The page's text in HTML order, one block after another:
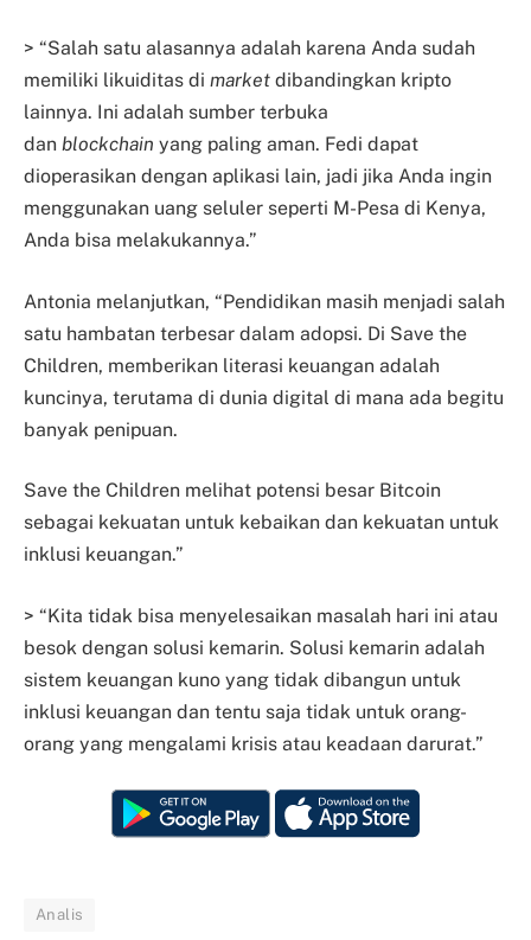
> “Salah satu alasannya adalah karena Anda sudah
memiliki likuiditas di market dibandingkan kripto
lainnya. Ini adalah sumber terbuka
dan blockchain yang paling aman. Fedi dapat
dioperasikan dengan aplikasi lain, jadi jika Anda ingin
menggunakan uang seluler seperti M-Pesa di Kenya,
Anda bisa melakukannya.”
Antonia melanjutkan, “Pendidikan masih menjadi salah
satu hambatan terbesar dalam adopsi. Di Save the
Children, memberikan literasi keuangan adalah
kuncinya, terutama di dunia digital di mana ada begitu
banyak penipuan.
Save the Children melihat potensi besar Bitcoin
sebagai kekuatan untuk kebaikan dan kekuatan untuk
inklusi keuangan.”
> “Kita tidak bisa menyelesaikan masalah hari ini atau
besok dengan solusi kemarin. Solusi kemarin adalah
sistem keuangan kuno yang tidak dibangun untuk
inklusi keuangan dan tentu saja tidak untuk orang-
orang yang mengalami krisis atau keadaan darurat.”
Analis